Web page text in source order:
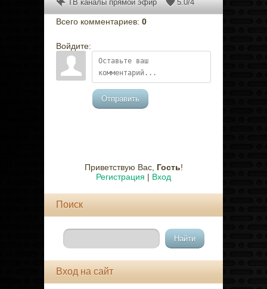
ТВ каналы прямой эфир 5.0/4
Всего комментариев: 0
Войдите:
Отправить
Приветствую Вас, Гость!
Регистрация | Вход
Поиск
Вход на сайт